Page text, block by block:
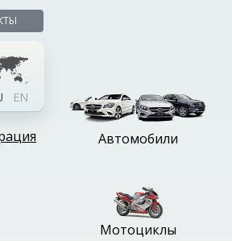
EN
Автомобили
Мотоциклы